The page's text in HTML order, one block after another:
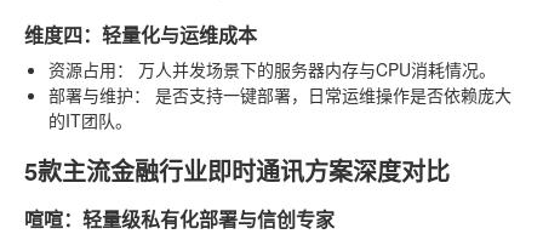
维度四：轻量化与运维成本
资源占用：
万人并发场景下的服务器内存与CPU消耗情况。
部署与维护：
是否支持一键部署，日常运维操作是否依赖庞大
的IT团队。
5款主流金融行业即时通讯方案深度对比
喧喧：轻量级私有化部署与信创专家